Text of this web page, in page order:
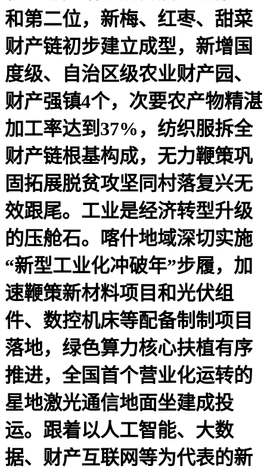
和第二位，新梅、红枣、甜菜
财产链初步建立成型，新增国
度级、自治区级农业财产园、
财产强镇4个，次要农产物精湛
加工率达到37%，纺织服拆全
财产链根基构成，无力鞭策巩
固拓展脱贫攻坚同村落复兴无
效跟尾。工业是经济转型升级
的压舱石。喀什地域深切实施
“新型工业化冲破年”步履，加
速鞭策新材料项目和光伏组
件、数控机床等配备制制项目
落地，绿色算力核心扶植有序
推进，全国首个营业化运转的
星地激光通信地面坐建成投
运。跟着以人工智能、大数
据、财产互联网等为代表的新